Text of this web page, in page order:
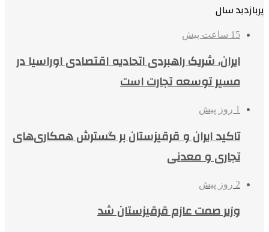
پربازدید سال
15 ساعت پیش
ایران، شریک راهبردی اتحادیه اقتصادی اوراسیا در
مسیر توسعه تجارت است
1 روز پیش
تاکید ایران و قرقیزستان بر گسترش همکاری‌های
تجاری و معدنی
2 روز پیش
وزیر صمت عازم قرقیزستان شد